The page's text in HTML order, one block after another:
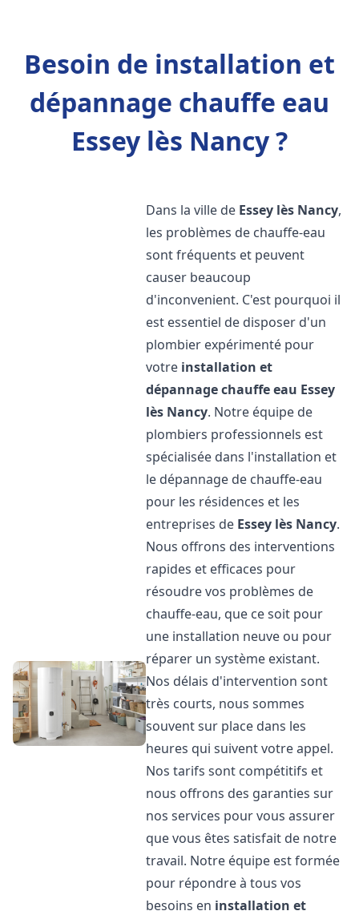
Besoin de installation et
dépannage chauffe eau
Essey lès Nancy ?
Dans la ville de Essey lès Nancy,
les problèmes de chauffe-eau
sont fréquents et peuvent
causer beaucoup
d'inconvenient. C'est pourquoi il
est essentiel de disposer d'un
plombier expérimenté pour
votre installation et
dépannage chauffe eau Essey
lès Nancy. Notre équipe de
plombiers professionnels est
spécialisée dans l'installation et
le dépannage de chauffe-eau
pour les résidences et les
entreprises de Essey lès Nancy.
Nous offrons des interventions
rapides et efficaces pour
résoudre vos problèmes de
chauffe-eau, que ce soit pour
une installation neuve ou pour
réparer un système existant.
Nos délais d'intervention sont
très courts, nous sommes
souvent sur place dans les
heures qui suivent votre appel.
Nos tarifs sont compétitifs et
nous offrons des garanties sur
nos services pour vous assurer
que vous êtes satisfait de notre
travail. Notre équipe est formée
pour répondre à tous vos
besoins en installation et